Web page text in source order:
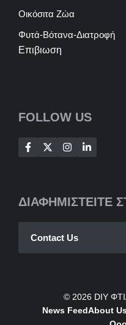
Οικόσιτα Ζώα
Φυτά-Βότανα-Διατροφή
Επιβιωση
FOLLOW US
ΔΙΑΦΗΜΙΣΤΕΙΤΕ
Contact Us
© 2026 DIY
News FeedAbout